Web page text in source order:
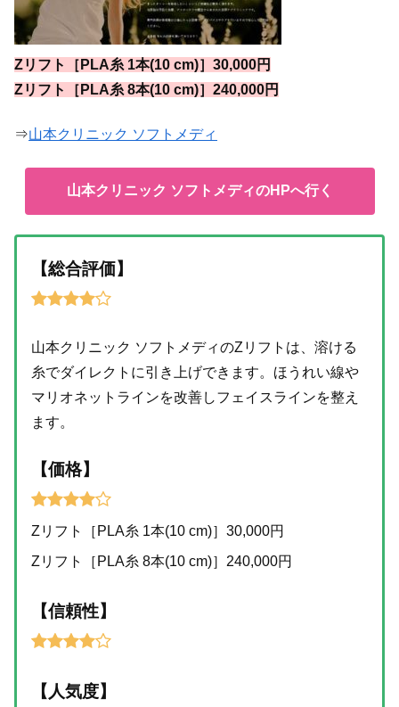
Zリフト［PLA糸 1本(10 cm)］30,000円
Zリフト［PLA糸 8本(10 cm)］240,000円
⇒山本クリニック ソフトメディ
山本クリニック ソフトメディのHPへ行く
【総合評価】
山本クリニック ソフトメディのZリフトは、溶ける
糸でダイレクトに引き上げできます。ほうれい線や
マリオネットラインを改善しフェイスラインを整え
ます。
【価格】
Zリフト［PLA糸 1本(10 cm)］30,000円
Zリフト［PLA糸 8本(10 cm)］240,000円
【信頼性】
【人気度】